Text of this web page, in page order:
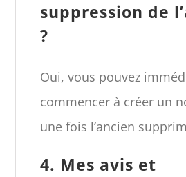
suppression de
?
Oui, vous pouvez
commencer à créer un
une fois l’ancien
4. Mes avis et